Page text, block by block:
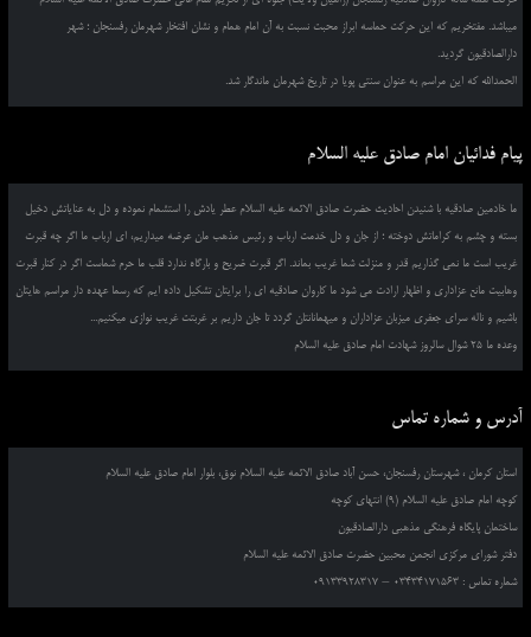
میباشد. مفتخریم که این حرکت حماسه ابراز محبت نسبت به آن امام همام و نشان افتخار شهرمان رفسنجان ؛ شهر
دارالصادقیون گردید.
الحمدالله که این مراسم به عنوان سنتی پویا در تاریخ شهرمان ماندگار شد.
پیام فدائیان امام صادق علیه السلام
ما خادمین صادقیه با شنیدن احادیث حضرت صادق الائمه علیه السلام عطر یادش را استشمام نموده و دل به عنایاتش دخیل
بسته و چشم به کراماتش دوخته ؛ از جان و دل خدمت ارباب و رئیس مذهب مان عرضه میداریم، ای ارباب ما اگر چه قبرت
غریب است ما نمی گذاریم قدر و منزلت شما غریب بماند. اگر قبرت ضریح و بارگاه ندارد قلب ما حرم شماست اگر در کنار قبرت
وهابیت مانع عزاداری و اظهار ارادت می شود ما کاروان صادقیه ای را برایتان تشکیل داده ایم که رسما عهده دار مراسم هایتان
باشیم و ناله سرای جعفری میزبان عزاداران و میهمانانتان گردد تا جان داریم بر غربتت غریب نوازی میکنیم...
وعده ما 25 شوال سالروز شهادت امام صادق علیه السلام
آدرس و شماره تماس
استان کرمان ، شهرستان رفسنجان، حسن آباد صادق الائمه علیه السلام نوق، بلوار امام صادق علیه السلام
کوچه امام صادق علیه السلام (9) انتهای کوچه
ساختمان پایگاه فرهنگی مذهبی دارالصادقیون
دفتر شورای مرکزی انجمن محبین حضرت صادق الائمه علیه السلام
شماره تماس : 03434171563 – 09133928317